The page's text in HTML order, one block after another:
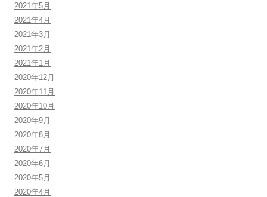
2021年5月
2021年4月
2021年3月
2021年2月
2021年1月
2020年12月
2020年11月
2020年10月
2020年9月
2020年8月
2020年7月
2020年6月
2020年5月
2020年4月